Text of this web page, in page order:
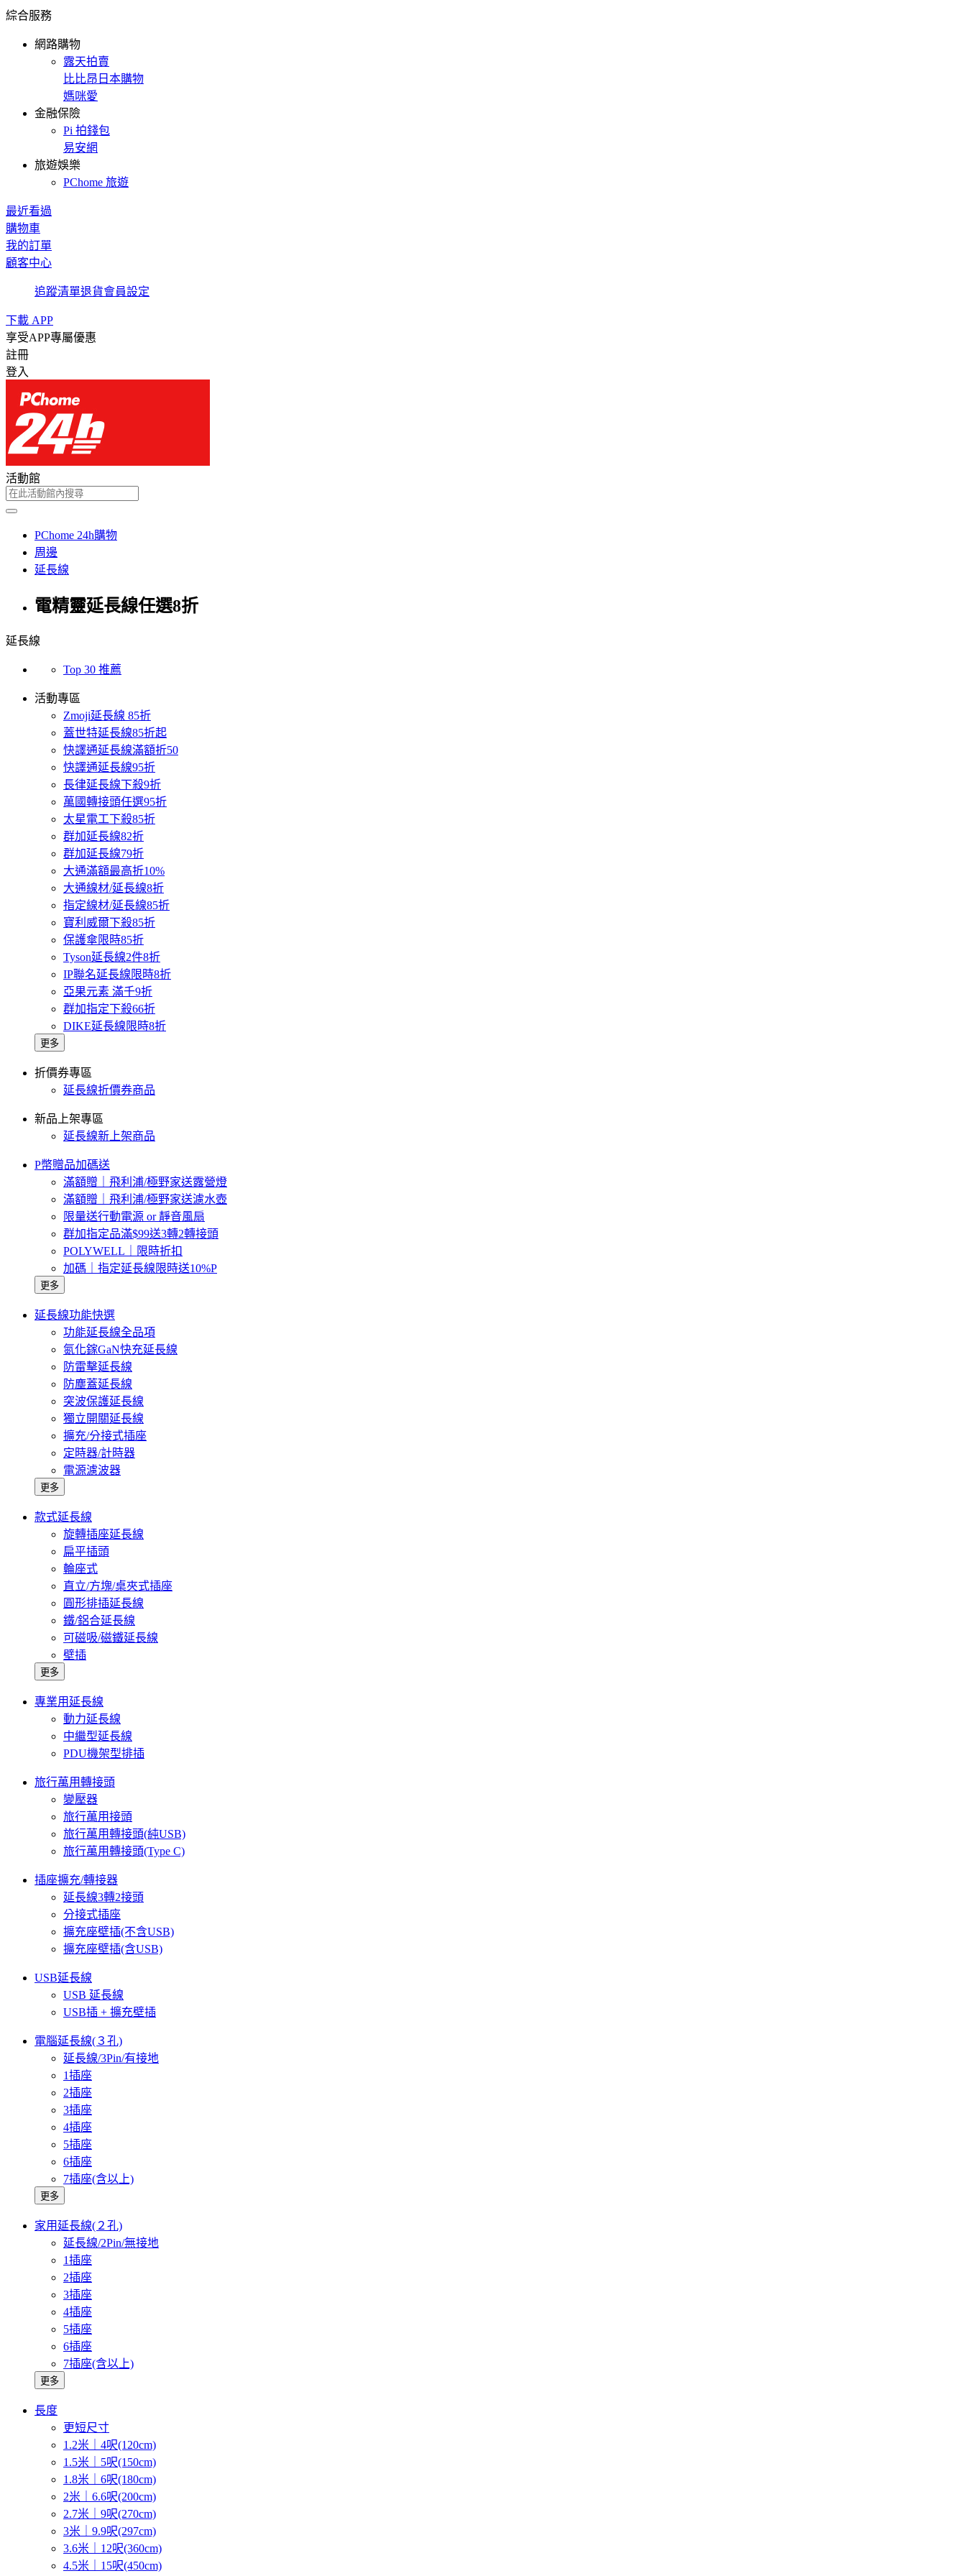
綜合服務
網路購物
露天拍賣
比比昂日本購物
媽咪愛
金融保險
Pi 拍錢包
易安網
旅遊娛樂
PChome 旅遊
最近看過
購物車
我的訂單
顧客中心
追蹤清單退貨會員設定
下載 APP
享受APP專屬優惠
註冊
登入
活動館
PChome 24h購物
周邊
延長線
電精靈延長線任選8折
延長線
Top 30 推薦
活動專區
Zmoji延長線 85折
蓋世特延長線85折起
快譯通延長線滿額折50
快譯通延長線95折
長律延長線下殺9折
萬國轉接頭任選95折
太星電工下殺85折
群加延長線82折
群加延長線79折
大通滿額最高折10%
大通線材/延長線8折
指定線材/延長線85折
寶利威爾下殺85折
保護傘限時85折
Tyson延長線2件8折
IP聯名延長線限時8折
亞果元素 滿千9折
群加指定下殺66折
DIKE延長線限時8折
更多
折價券專區
延長線折價券商品
新品上架專區
延長線新上架商品
P幣贈品加碼送
滿額贈｜飛利浦/極野家送露營燈
滿額贈｜飛利浦/極野家送濾水壺
限量送行動電源 or 靜音風扇
群加指定品滿$99送3轉2轉接頭
POLYWELL｜限時折扣
加碼｜指定延長線限時送10%P
更多
延長線功能快選
功能延長線全品項
氮化鎵GaN快充延長線
防雷擊延長線
防塵蓋延長線
突波保護延長線
獨立開關延長線
擴充/分接式插座
定時器/計時器
電源濾波器
更多
款式延長線
旋轉插座延長線
扁平插頭
輪座式
直立/方塊/桌夾式插座
圓形排插延長線
鐵/鋁合延長線
可磁吸/磁鐵延長線
壁插
更多
專業用延長線
動力延長線
中繼型延長線
PDU機架型排插
旅行萬用轉接頭
變壓器
旅行萬用接頭
旅行萬用轉接頭(純USB)
旅行萬用轉接頭(Type C)
插座擴充/轉接器
延長線3轉2接頭
分接式插座
擴充座壁插(不含USB)
擴充座壁插(含USB)
USB延長線
USB 延長線
USB插 + 擴充壁插
電腦延長線(３孔)
延長線/3Pin/有接地
1插座
2插座
3插座
4插座
5插座
6插座
7插座(含以上)
更多
家用延長線(２孔)
延長線/2Pin/無接地
1插座
2插座
3插座
4插座
5插座
6插座
7插座(含以上)
更多
長度
更短尺寸
1.2米｜4呎(120cm)
1.5米｜5呎(150cm)
1.8米｜6呎(180cm)
2米｜6.6呎(200cm)
2.7米｜9呎(270cm)
3米｜9.9呎(297cm)
3.6米｜12呎(360cm)
4.5米｜15呎(450cm)